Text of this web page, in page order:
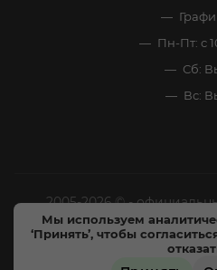
Мы используем
‘Принять’, чтобы
Пн-Пт: с
Сб:
Вс:
2005-2026 © -
специализированных
Мира". Все